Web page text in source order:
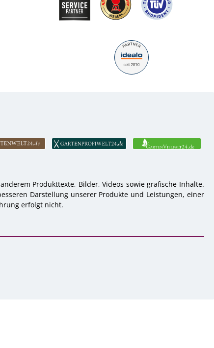
Produkttexte, Bilder, Videos sowie grafische Inhalte.
Darstellung unserer Produkte und Leistungen, einer
erfolgt nicht.